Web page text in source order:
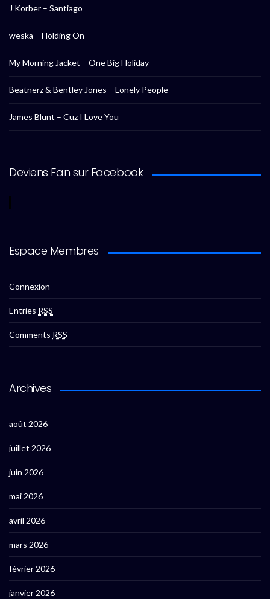
J Korber – Santiago
weska – Holding On
My Morning Jacket – One Big Holiday
Beatnerz & Bentley Jones – Lonely People
James Blunt – Cuz I Love You
Deviens Fan sur Facebook
Espace Membres
Connexion
Entries RSS
Comments RSS
Archives
août 2026
juillet 2026
juin 2026
mai 2026
avril 2026
mars 2026
février 2026
janvier 2026